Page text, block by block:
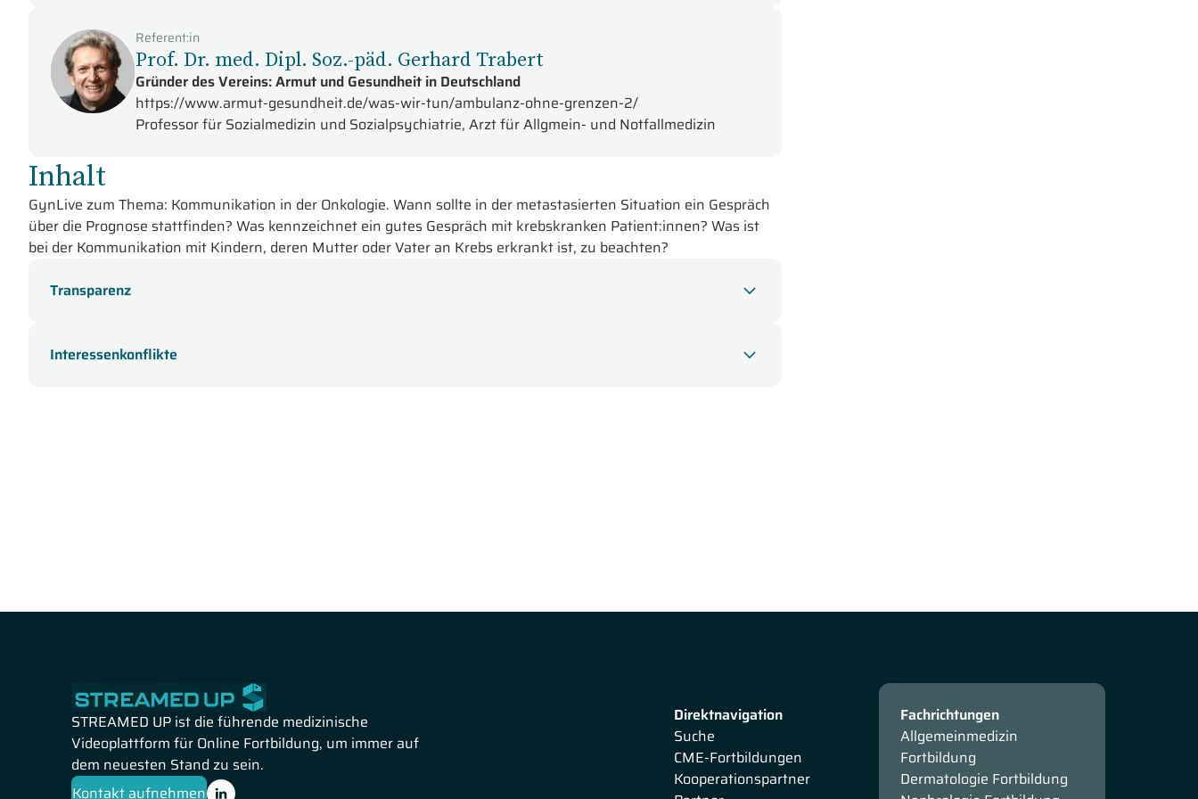
Referent:in
Prof. Dr. med. Dipl. Soz.-päd. Gerhard Trabert
Gründer des Vereins: Armut und Gesundheit in Deutschland
https://www.armut-gesundheit.de/was-wir-tun/ambulanz-ohne-grenzen-2/
Professor für Sozialmedizin und Sozialpsychiatrie, Arzt für Allgmein- und Notfallmedizin
Inhalt
GynLive zum Thema: Kommunikation in der Onkologie. Wann sollte in der metastasierten Situation ein Gespräch
über die Prognose stattfinden? Was kennzeichnet ein gutes Gespräch mit krebskranken Patient:innen? Was ist
bei der Kommunikation mit Kindern, deren Mutter oder Vater an Krebs erkrankt ist, zu beachten?
In dieser Online-Fortbildung der GynLive-Sendereihe für Sie im Studio:
die Prinzipien der Kommunikation. In ihrem Vortrag geht Dipl.-Päd. Petereit-Tjabben auf die empathische
Transparenz
Interessenkonflikte
STREAMED UP ist die führende medizinische
Videoplattform für Online Fortbildung, um immer auf
dem neuesten Stand zu sein.
Kontakt aufnehmen
Direktnavigation
Suche
CME-Fortbildungen
Kooperationspartner
Fachrichtungen
Allgemeinmedizin
Fortbildung
Dermatologie Fortbildung